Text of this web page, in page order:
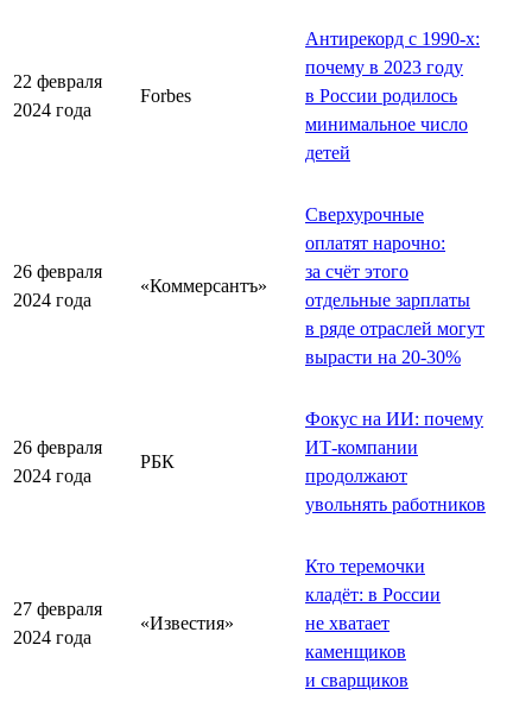
22 февраля
2024 года
Forbes
Антирекорд с 1990-х:
почему в 2023 году
в России родилось
минимальное число
детей
26 февраля
2024 года
«Коммерсантъ»
Сверхурочные
оплатят нарочно:
за счёт этого
отдельные зарплаты
в ряде отраслей могут
вырасти на 20-30%
26 февраля
2024 года
РБК
Фокус на ИИ: почему
ИТ-компании
продолжают
увольнять работников
27 февраля
2024 года
«Известия»
Кто теремочки
кладёт: в России
не хватает
каменщиков
и сварщиков